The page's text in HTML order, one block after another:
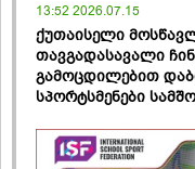
13:52 2026.07.15
ქუთაისელი
თავგადასავალი
გამოცდილებით
სპორტსმენები